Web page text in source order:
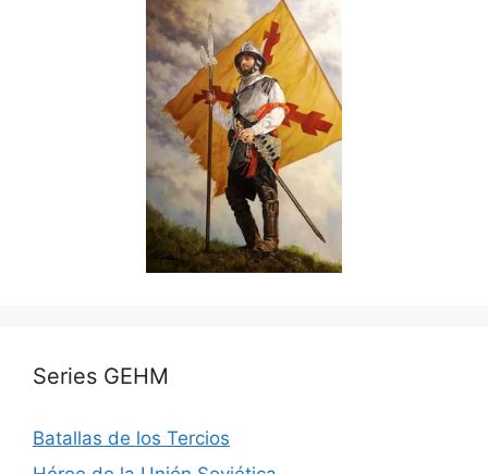
Series GEHM
Batallas de los Tercios